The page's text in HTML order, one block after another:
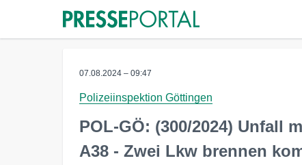
07.08.2024 – 09:47
Polizeiinspektion Göttingen
POL-GÖ: (300/2024) Unfall
A38 - Zwei Lkw brennen